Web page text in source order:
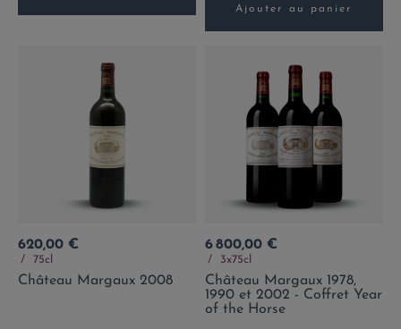
Ajouter au panier
Prix
620,00 €
75cl
Château Margaux 2008
Prix
6 800,00 €
3x75cl
Château Margaux 1978,
1990 et 2002 - Coffret Year
of the Horse